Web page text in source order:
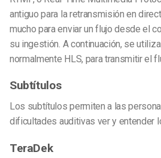
antiguo para la retransmisión en
mucho para enviar un flujo desde el
su ingestión. A continuación, se
normalmente HLS, para transmitir el
Subtítulos
Los subtítulos permiten a las
dificultades auditivas ver y entender
TeraDek